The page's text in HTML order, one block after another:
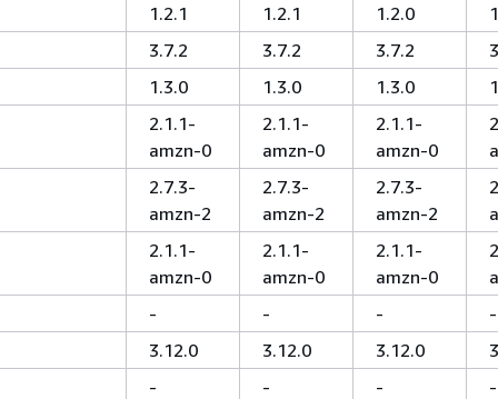
1.2.1
1.2.1 1.2.0
3.7.2
3.7.2 3.7.2
1.3.0
1.3.0 1.3.0
2.1.1-
amzn-0
2.1.1-
amzn-0
2.1.1-
amzn-0
2.7.3-
amzn-2
2.7.3-
amzn-2
2.7.3-
amzn-2
2.1.1-
amzn-0
2.1.1-
amzn-0
2.1.1-
amzn-0
-
- -
-
3.12.0
3.12.0 3.12.0
-
- -
-